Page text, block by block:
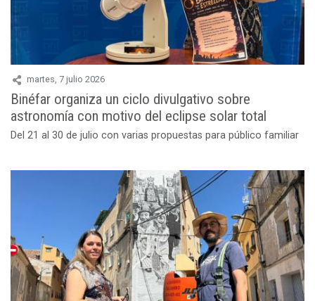
martes, 7 julio 2026
Binéfar organiza un ciclo divulgativo sobre
astronomía con motivo del eclipse solar total
Del 21 al 30 de julio con varias propuestas para público familiar